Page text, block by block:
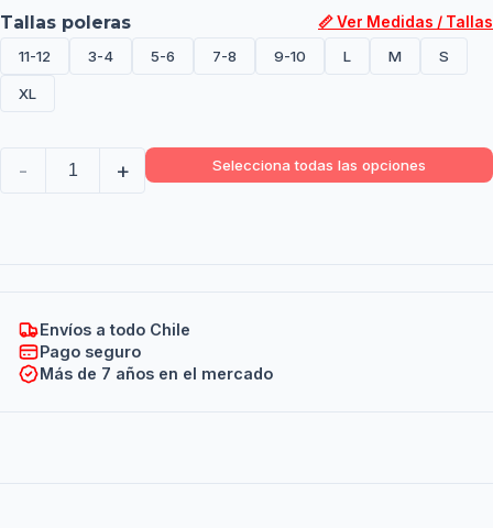
Tallas poleras
📏 Ver Medidas / Tallas
11-12
3-4 5-6 7-8 9-10 L M S
XL
- + Selecciona todas las opciones
Envíos a todo Chile
Pago seguro
Más de 7 años en el mercado